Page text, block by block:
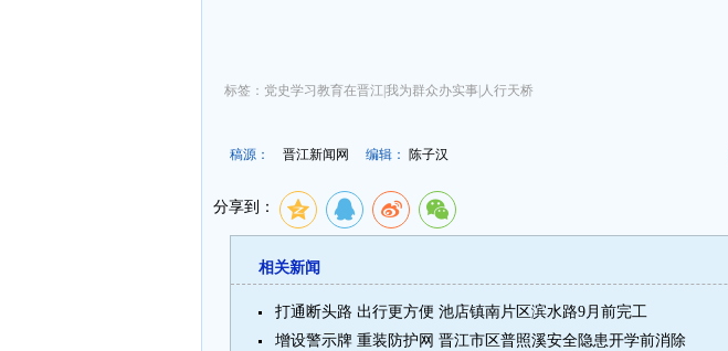
标签：党史学习教育在晋江|我为群众办实事|人行天桥
稿源： 晋江新闻网 编辑： 陈子汉
分享到：
相关新闻
打通断头路 出行更方便 池店镇南片区滨水路9月前完工
增设警示牌 重装防护网 晋江市区普照溪安全隐患开学前消除